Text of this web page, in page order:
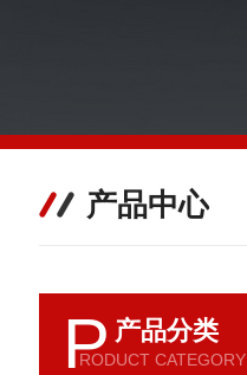
产品中心
P 产品分类
RODUCT CATEGORY